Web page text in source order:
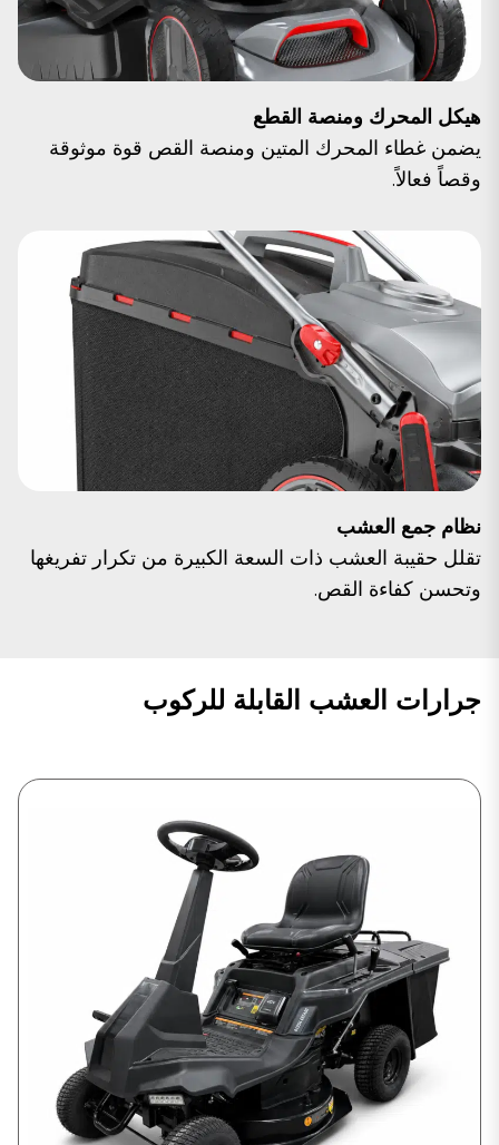
هيكل المحرك ومنصة القطع
يضمن غطاء المحرك المتين ومنصة القص قوة موثوقة
وقصاً فعالاً.
نظام جمع العشب
تقلل حقيبة العشب ذات السعة الكبيرة من تكرار تفريغها
وتحسن كفاءة القص.
جرارات العشب القابلة للركوب